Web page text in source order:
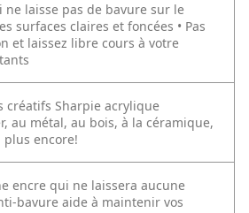
laisse pas de bavure sur le
surfaces claires et foncées • Pas
et laissez libre cours à votre
créatifs Sharpie acrylique
au métal, au bois, à la céramique,
encore!
encre qui ne laissera aucune
bavure aide à maintenir vos